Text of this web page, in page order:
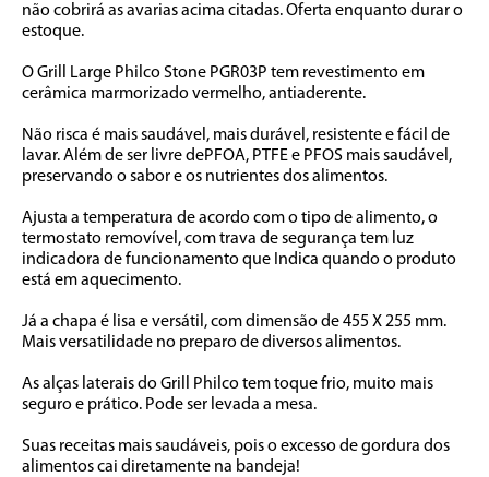
não cobrirá as avarias acima citadas. Oferta enquanto durar o
estoque.
O Grill Large Philco Stone PGR03P tem revestimento em
cerâmica marmorizado vermelho, antiaderente.
Não risca é mais saudável, mais durável, resistente e fácil de
lavar. Além de ser livre dePFOA, PTFE e PFOS mais saudável,
preservando o sabor e os nutrientes dos alimentos.
Ajusta a temperatura de acordo com o tipo de alimento, o
termostato removível, com trava de segurança tem luz
indicadora de funcionamento que Indica quando o produto
está em aquecimento.
Já a chapa é lisa e versátil, com dimensão de 455 X 255 mm.
Mais versatilidade no preparo de diversos alimentos.
As alças laterais do Grill Philco tem toque frio, muito mais
seguro e prático. Pode ser levada a mesa.
Suas receitas mais saudáveis, pois o excesso de gordura dos
alimentos cai diretamente na bandeja!